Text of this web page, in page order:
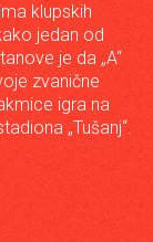
klupskih
jedan od
je da „A“
zvanične
igra na
„Tušanj“.